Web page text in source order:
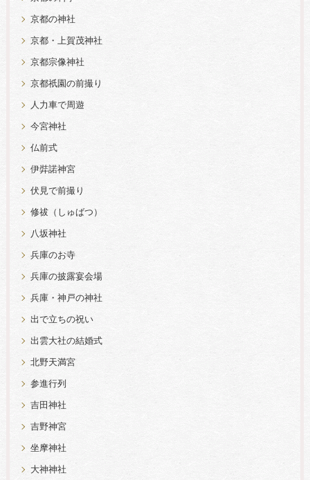
京都の神社
京都・上賀茂神社
京都宗像神社
京都祇園の前撮り
人力車で周遊
今宮神社
仏前式
伊弉諾神宮
伏見で前撮り
修祓（しゅばつ）
八坂神社
兵庫のお寺
兵庫の披露宴会場
兵庫・神戸の神社
出で立ちの祝い
出雲大社の結婚式
北野天満宮
参進行列
吉田神社
吉野神宮
坐摩神社
大神神社